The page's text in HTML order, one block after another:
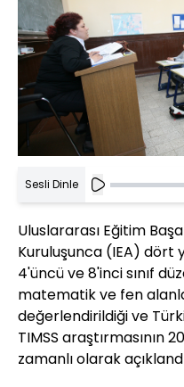
Sesli Dinle
Uluslararası Eğitim
Kuruluşunca (IEA) dört
4'üncü ve 8'inci sınıf
matematik ve fen
değerlendirildiği ve
TIMSS araştırmasının
zamanlı olarak